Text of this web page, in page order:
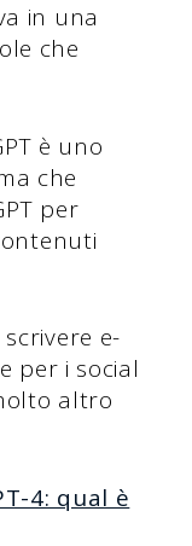
in una
che
è uno
che
per
e-
per i social
altro
4: qual è